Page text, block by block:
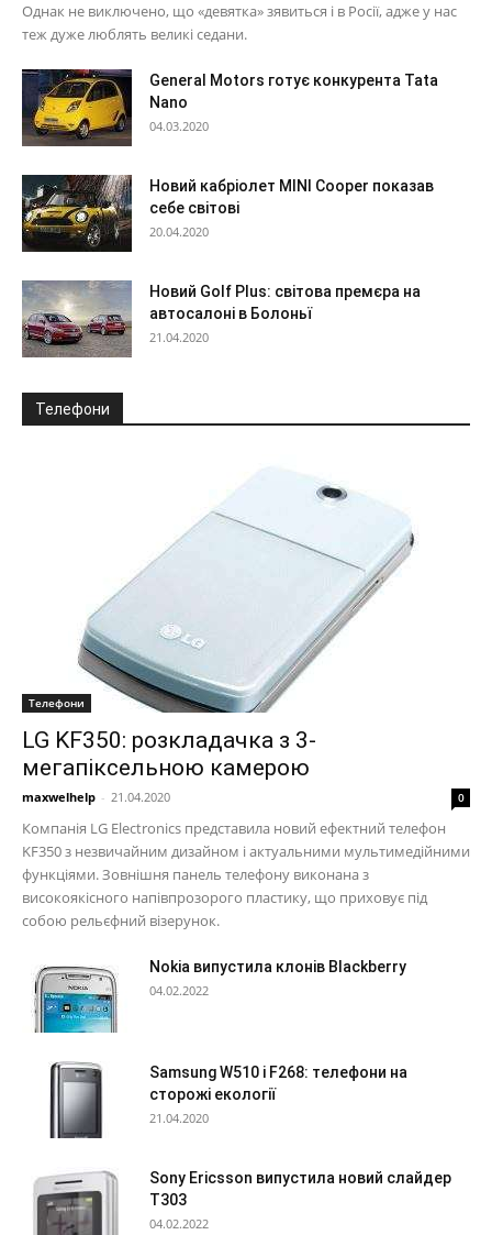
Однак не виключено, що «девятка» зявиться і в Росії, адже у нас
теж дуже люблять великі седани.
General Motors готує конкурента Tata
Nano
04.03.2020
Новий кабріолет MINI Cooper показав
себе світові
20.04.2020
Новий Golf Plus: світова премєра на
автосалоні в Болоньї
21.04.2020
Телефони
Телефони
LG KF350: розкладачка з 3-
мегапіксельною камерою
maxwelhelp - 21.04.2020 0
Компанія LG Electronics представила новий ефектний телефон
KF350 з незвичайним дизайном і актуальними мультимедійними
функціями. Зовнішня панель телефону виконана з
високоякісного напівпрозорого пластику, що приховує під
собою рельєфний візерунок.
Nokia випустила клонів Blackberry
04.02.2022
Samsung W510 і F268: телефони на
сторожі екології
21.04.2020
Sony Ericsson випустила новий слайдер
T303
04.02.2022